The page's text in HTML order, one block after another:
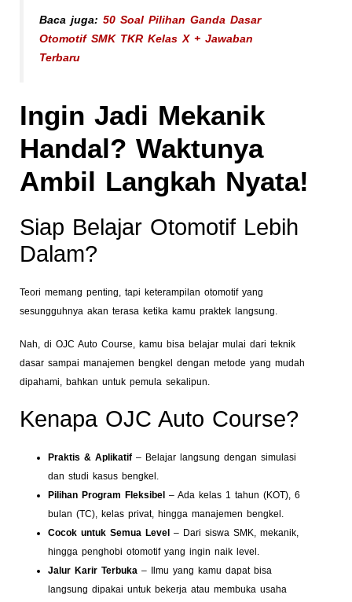
Baca juga: 50 Soal Pilihan Ganda Dasar
Otomotif SMK TKR Kelas X + Jawaban
Terbaru
Ingin Jadi Mekanik
Handal? Waktunya
Ambil Langkah Nyata!
Siap Belajar Otomotif Lebih
Dalam?
Teori memang penting, tapi keterampilan otomotif yang
sesungguhnya akan terasa ketika kamu praktek langsung.
Nah, di OJC Auto Course, kamu bisa belajar mulai dari teknik
dasar sampai manajemen bengkel dengan metode yang mudah
dipahami, bahkan untuk pemula sekalipun.
Kenapa OJC Auto Course?
Praktis & Aplikatif – Belajar langsung dengan simulasi
dan studi kasus bengkel.
Pilihan Program Fleksibel – Ada kelas 1 tahun (KOT), 6
bulan (TC), kelas privat, hingga manajemen bengkel.
Cocok untuk Semua Level – Dari siswa SMK, mekanik,
hingga penghobi otomotif yang ingin naik level.
Jalur Karir Terbuka – Ilmu yang kamu dapat bisa
langsung dipakai untuk bekerja atau membuka usaha